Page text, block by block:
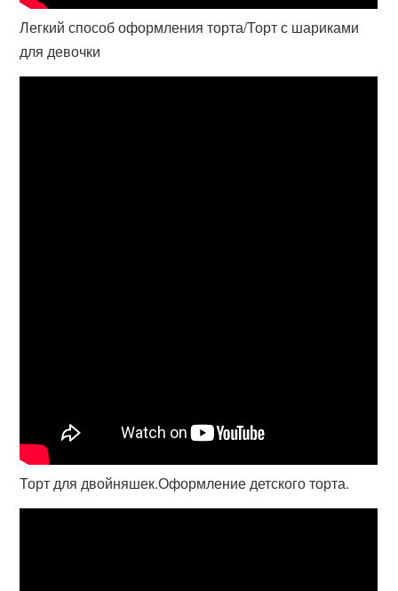
Легкий способ оформления торта/Торт с шариками
для девочки
Торт для двойняшек.Оформление детского торта.